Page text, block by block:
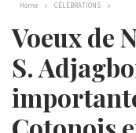
Home CÉLÉBRATIONS
Voeux de
S.